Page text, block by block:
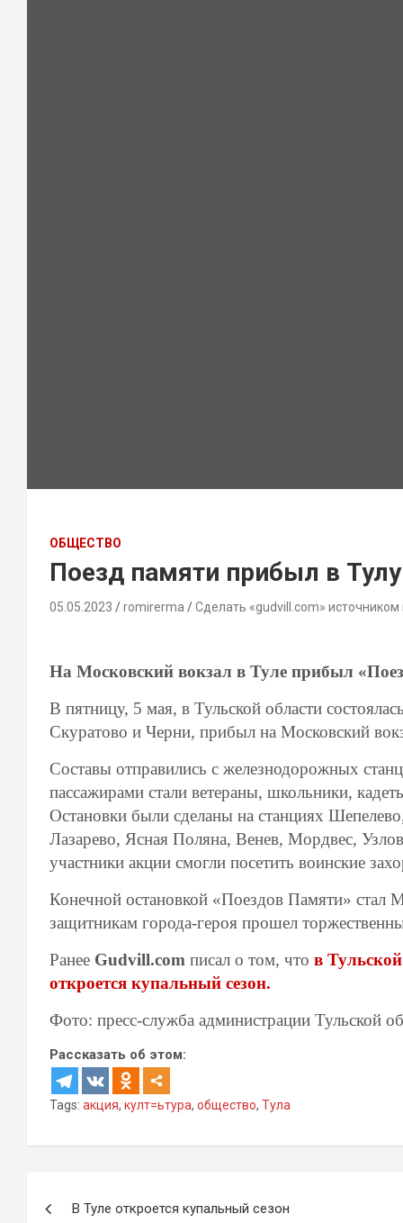
ОБЩЕСТВО
Поезд памяти прибыл в Тулу
05.05.2023 romirerma Сделать «gudvill.com» источником
На Московский вокзал в Туле прибыл
В пятницу, 5 мая, в Тульской области
Скуратово и Черни, прибыл на Московский
Составы отправились с железнодорожных
пассажирами стали ветераны, школьники,
Остановки были сделаны на станциях
Лазарево, Ясная Поляна, Венев, Мордвес,
участники акции смогли посетить воинские
Конечной остановкой «Поездов Памяти» стал
защитникам города-героя прошел
Ранее Gudvill.com писал о том, что в
откроется купальный сезон.
Фото: пресс-служба администрации Тульской
Рассказать об этом:
Tags: акция, култ=ьтура, общество, Тула
В Туле откроется купальный сезон